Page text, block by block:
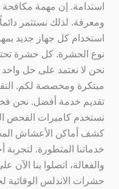
استدامة. إن مهمة
ومعرفة. لذلك نستثمر
استخدام كل جهاز جديد
نوع الحشرة. كل حشرة
نحن لا نعتمد على حل واحد
مبتكرة ومخصصة لكم.
تقديم خدمة أفضل. نحن
نستخدم كاميرات الفحص
كشف أماكن الأعشاش
خدماتنا المتطورة. لتجربة
حشرات الاندلس الوقائية